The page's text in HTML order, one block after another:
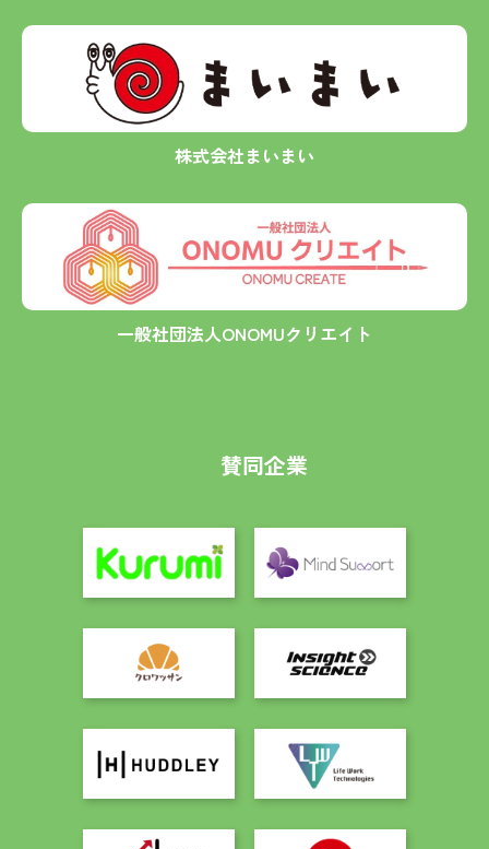
株式会社まいまい
一般社団法人ONOMUクリエイト
賛同企業